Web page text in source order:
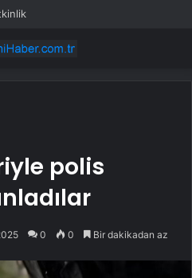
polis
0 0 Bir dakikadan az